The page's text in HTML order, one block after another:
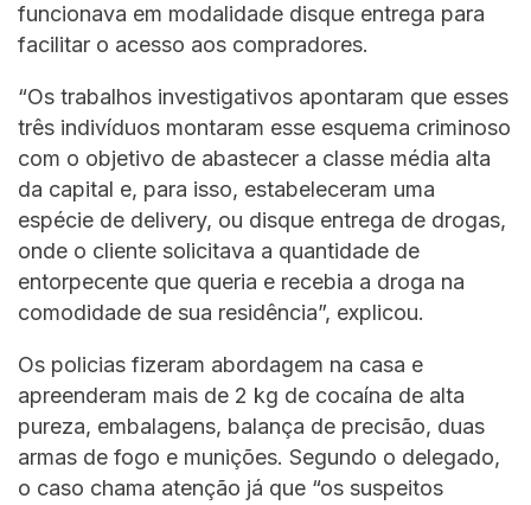
funcionava em modalidade disque entrega para
facilitar o acesso aos compradores.
“Os trabalhos investigativos apontaram que esses
três indivíduos montaram esse esquema criminoso
com o objetivo de abastecer a classe média alta
da capital e, para isso, estabeleceram uma
espécie de delivery, ou disque entrega de drogas,
onde o cliente solicitava a quantidade de
entorpecente que queria e recebia a droga na
comodidade de sua residência”, explicou.
Os policias fizeram abordagem na casa e
apreenderam mais de 2 kg de cocaína de alta
pureza, embalagens, balança de precisão, duas
armas de fogo e munições. Segundo o delegado,
o caso chama atenção já que “os suspeitos